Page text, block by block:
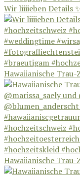
Wir liiiieben Details
Hawaiianische Trau-
Hawaiianische Trau-